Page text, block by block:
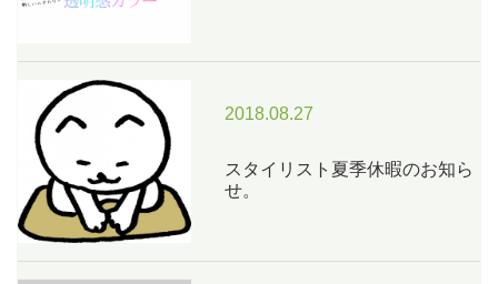
2018.08.27
スタイリスト夏季休暇のお知ら
せ。